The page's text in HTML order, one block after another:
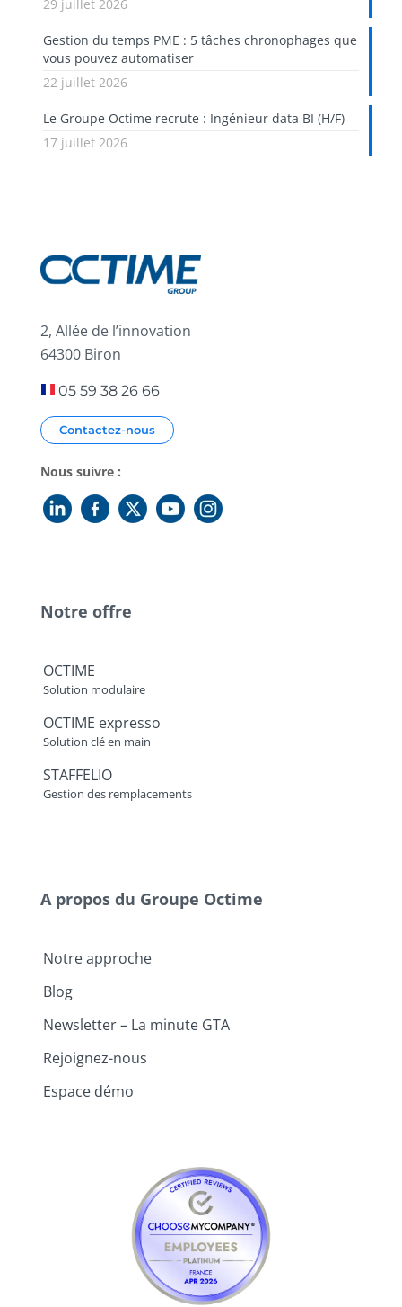
29 juillet 2026
Gestion du temps PME : 5 tâches chronophages que
vous pouvez automatiser
22 juillet 2026
Le Groupe Octime recrute : Ingénieur data BI (H/F)
17 juillet 2026
2, Allée de l’innovation
64300 Biron
05 59 38 26 66
Contactez-nous
Nous suivre :
Notre offre
OCTIME
Solution modulaire
OCTIME expresso
Solution clé en main
STAFFELIO
Gestion des remplacements
A propos du Groupe Octime
Notre approche
Blog
Newsletter – La minute GTA
Rejoignez-nous
Espace démo